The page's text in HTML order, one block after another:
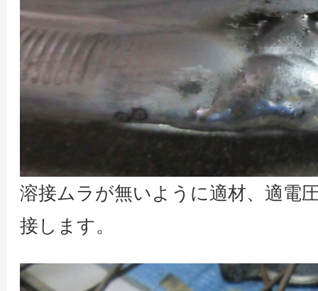
溶接ムラが無いように適材、適電
接します。